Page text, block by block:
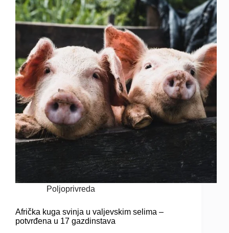
Poljoprivreda
Afrička kuga svinja u valjevskim selima –
potvrđena u 17 gazdinstava